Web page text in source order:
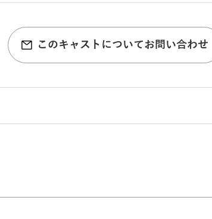
このキャストについてお問い合わせ